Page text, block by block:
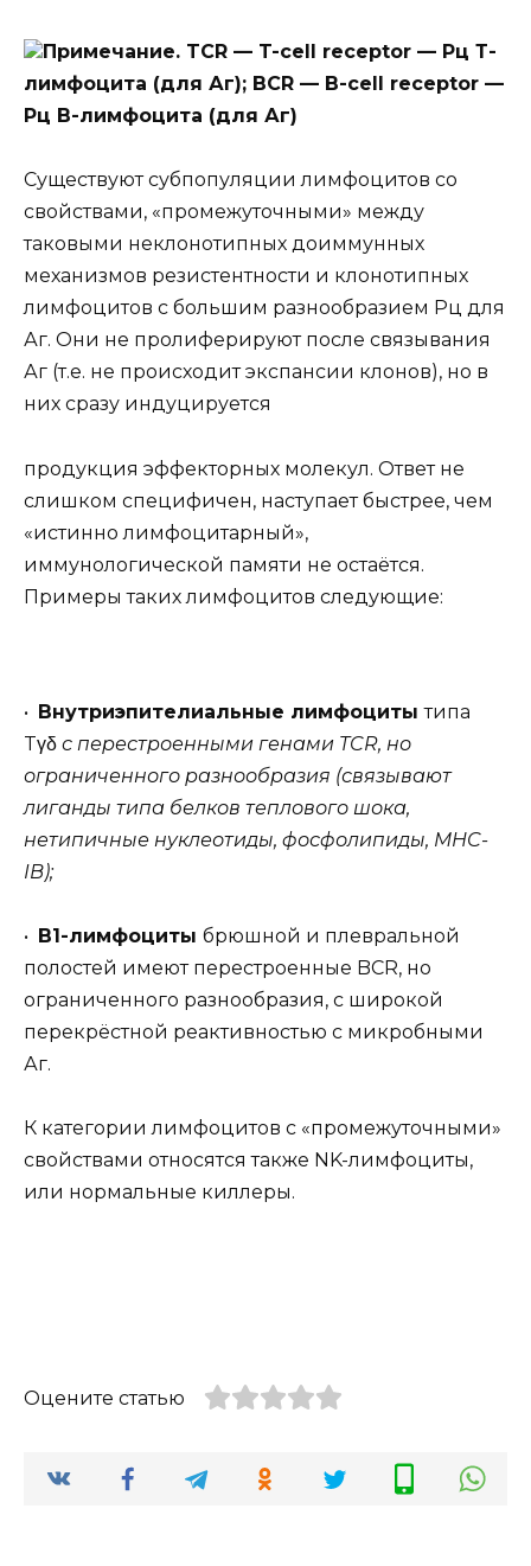
Примечание. TCR — T-cell receptor — Рц Т-
лимфоцита (для Аг); BCR — B-cell receptor —
Рц B-лимфоцита (для Аг)
Существуют субпопуляции лимфоцитов со
свойствами, «промежуточными» между
таковыми неклонотипных доиммунных
механизмов резистентности и клонотипных
лимфоцитов с большим разнообразием Рц для
Аг. Они не пролиферируют после связывания
Аг (т.е. не происходит экспансии клонов), но в
них сразу индуцируется
продукция эффекторных молекул. Ответ не
слишком специфичен, наступает быстрее, чем
«истинно лимфоцитарный»,
иммунологической памяти не остаётся.
Примеры таких лимфоцитов следующие:
• Внутриэпителиальные лимфоцитытипа
Tγδ с перестроенными генами TCR, но
ограниченного разнообразия (связывают
лиганды типа белков теплового шока,
нетипичные нуклеотиды, фосфолипиды, MHC-
IB);
• B1-лимфоциты брюшной и плевральной
полостей имеют перестроенные BCR, но
ограниченного разнообразия, с широкой
перекрёстной реактивностью с микробными
Аг.
К категории лимфоцитов с «промежуточными»
свойствами относятся также NK-лимфоциты,
или нормальные киллеры.
Оцените статью